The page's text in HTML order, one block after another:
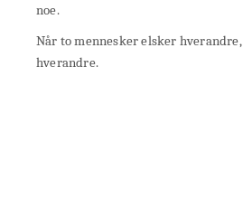
noe.
Når to mennesker elsker
hverandre.